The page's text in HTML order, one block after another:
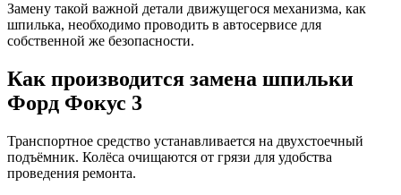
Замену такой важной детали движущегося механизма, как
шпилька, необходимо проводить в автосервисе для
собственной же безопасности.
Как производится замена шпильки
Форд Фокус 3
Транспортное средство устанавливается на двухстоечный
подъёмник. Колёса очищаются от грязи для удобства
проведения ремонта.